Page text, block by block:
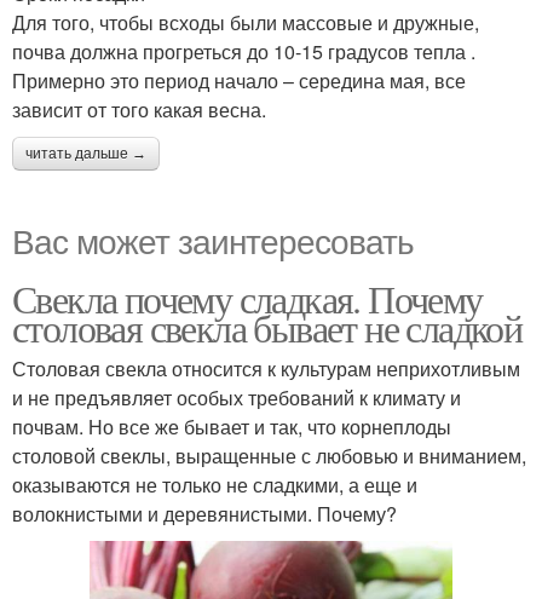
Для того, чтобы всходы были массовые и дружные,
почва должна прогреться до 10-15 градусов тепла .
Примерно это период начало – середина мая, все
зависит от того какая весна.
читать дальше →
Вас может заинтересовать
Свекла почему сладкая. Почему
столовая свекла бывает не сладкой
Столовая свекла относится к культурам неприхотливым
и не предъявляет особых требований к климату и
почвам. Но все же бывает и так, что корнеплоды
столовой свеклы, выращенные с любовью и вниманием,
оказываются не только не сладкими, а еще и
волокнистыми и деревянистыми. Почему?